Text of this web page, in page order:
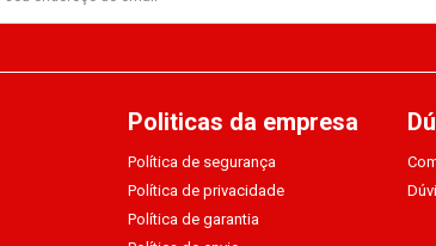
Politicas da empresa
Política de segurança
Política de privacidade
Política de garantia